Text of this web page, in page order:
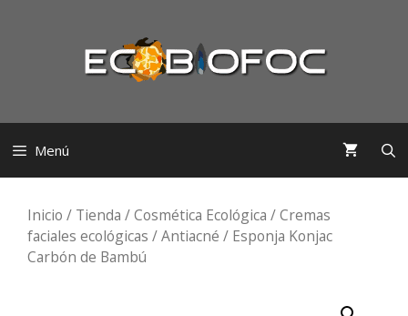
Menú
Inicio / Tienda /Cosmética Ecológica /Cremas
faciales ecológicas /Antiacné / Esponja Konjac
Carbón de Bambú